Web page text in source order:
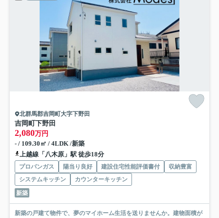
北群馬郡吉岡町大字下野田
吉岡町下野田
2,080万円
- / 109.30㎡ / 4LDK /新築
上越線「八木原」駅 徒歩18分
プロパンガス 陽当り良好 建設住宅性能評価書付
収納豊富
システムキッチン
カウンターキッチン
新築
新築の戸建て物件で、夢のマイホーム生活を送りませんか。建物面積が